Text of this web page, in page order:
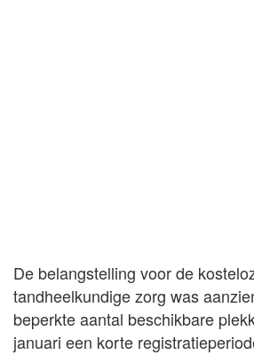
De belangstelling voor de
tandheelkundige zorg was
beperkte aantal beschikbare
januari een korte